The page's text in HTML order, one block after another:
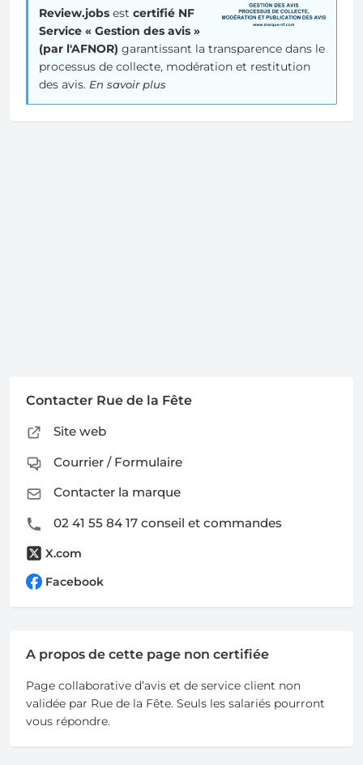
Review.jobs est certifié NF
Service « Gestion des avis »
(par l'AFNOR) garantissant la transparence dans le
processus de collecte, modération et restitution
des avis. En savoir plus
Contacter Rue de la Fête
Site web
Courrier / Formulaire
Contacter la marque
02 41 55 84 17 conseil et commandes
X.com
Facebook
A propos de cette page non certifiée
Page collaborative d’avis et de service client non
validée par Rue de la Fête. Seuls les salariés pourront
vous répondre.